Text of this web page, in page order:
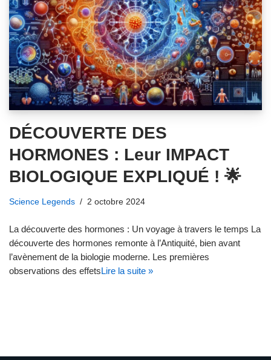
DÉCOUVERTE DES
HORMONES : Leur IMPACT
BIOLOGIQUE EXPLIQUÉ ! 🌟
Science Legends 2 octobre 2024
La découverte des hormones : Un voyage à travers le temps La
découverte des hormones remonte à l’Antiquité, bien avant
l’avènement de la biologie moderne. Les premières
observations des effetsLire la suite »